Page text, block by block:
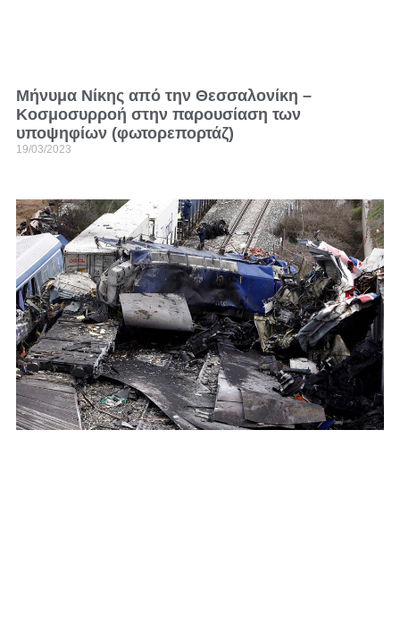
Μήνυμα Νίκης από την Θεσσαλονίκη –
Κοσμοσυρροή στην παρουσίαση των
υποψηφίων (φωτορεπορτάζ)
19/03/2023